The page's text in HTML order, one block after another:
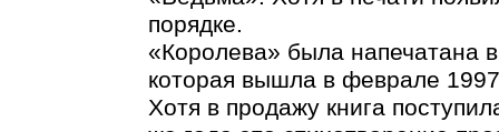
порядке.
«Королева» была напечатана
которая вышла в феврале
Хотя в продажу книга